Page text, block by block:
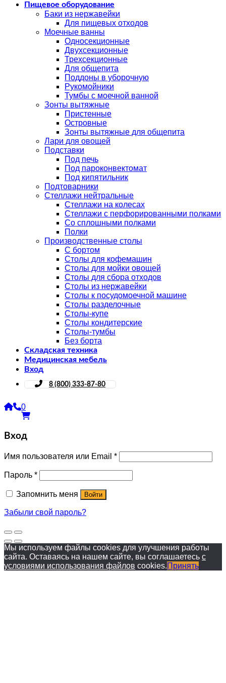
Пищевое оборудование
Баки из нержавейки
Для пищевых отходов
Моечные ванны
Односекционные
Двухсекционные
Трехсекционные
Для общепита
Поддоны в уборочную
Рукомойники
Тумбы с моечной ванной
Зонты вытяжные
Пристенные
Островные
Зонты вытяжные для общепита
Лари для овощей
Подставки
Под печь
Под пароконвектомат
Под кипятильник
Подтоварники
Стеллажи нейтральные
Стеллажи на колесах
Стеллажи с перфорированными полками
Со сплошными полками
Полки
Производственные столы
С бортом
Столы для кофемашин
Столы для мойки овощей
Столы для сбора отходов
Столы из нержавейки
Столы к посудомоечной машине
Столы разделочные
Столы-купе
Столы кондитерские
Столы-тумбы
Без борта
Складская техника
Медицинская мебель
Вход
8 (800) 333-87-80
0
Вход
Имя пользователя или Email *
Пароль *
Запомнить меня Войти
Забыли свой пароль?
Мы используем файлы cookies для улучшения работы
сайта. Оставаясь на нашем сайте, вы соглашаетесь с
условиями использования файлов cookies.Принять